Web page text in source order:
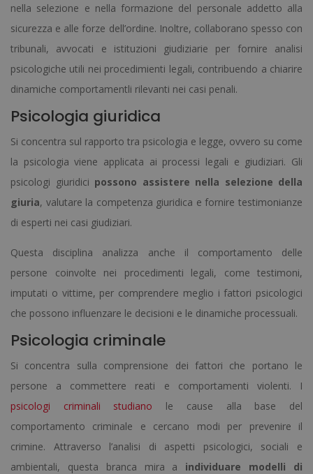
nella selezione e nella formazione del personale addetto alla
sicurezza e alle forze dell’ordine. Inoltre, collaborano spesso con
tribunali, avvocati e istituzioni giudiziarie per fornire analisi
psicologiche utili nei procedimienti legali, contribuendo a chiarire
dinamiche comportamentli rilevanti nei casi penali.
Psicologia giuridica
Si concentra sul rapporto tra psicologia e legge, ovvero su come
la psicologia viene applicata ai processi legali e giudiziari. Gli
psicologi giuridici possono assistere nella selezione della
giuria, valutare la competenza giuridica e fornire testimonianze
di esperti nei casi giudiziari.
Questa disciplina analizza anche il comportamento delle
persone coinvolte nei procedimenti legali, come testimoni,
imputati o vittime, per comprendere meglio i fattori psicologici
che possono influenzare le decisioni e le dinamiche processuali.
Psicologia criminale
Si concentra sulla comprensione dei fattori che portano le
persone a commettere reati e comportamenti violenti. I
psicologi criminali studiano le cause alla base del
comportamento criminale e cercano modi per prevenire il
crimine. Attraverso l’analisi di aspetti psicologici, sociali e
ambientali, questa branca mira a individuare modelli di